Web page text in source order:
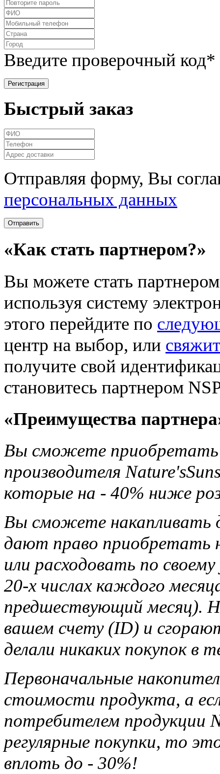
Введите проверочный код*
Быстрый заказ
Отправляя форму, Вы
персональных данных
«Как стать партнером?»
Вы можете стать
используя систему
этого перейдите по
центр на выбор, или
получите свой
становитесь партнером
«Преимущества
Вы сможете приобретать
производителя
которые на - 40% ниже
Вы сможете накапливать
дают право приобретать
или расходовать по
20-х числах каждого
предшествующий месяц).
вашем счету (ID) и
делали никаких покупок в
Первоначальные
стоимости продукта, а
потребителем продукции
регулярные покупки, то
вплоть до - 30%!